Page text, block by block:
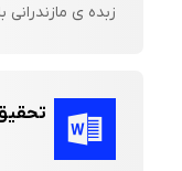
زبده ی مازندرانی با میانگین